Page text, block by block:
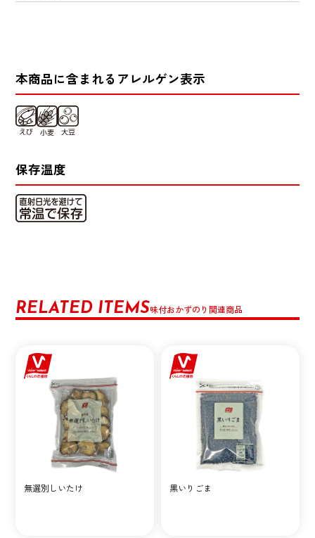
本商品に含まれるアレルゲン表示
保存温度
RELATED ITEMS味付おかずのり関連商品
無選別しいたけ 黒いりごま